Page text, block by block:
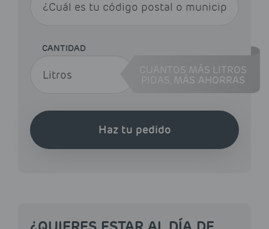
CANTIDAD
CUANTOS MÁS LITROS
MÁS AHORRAS
Haz tu pedido